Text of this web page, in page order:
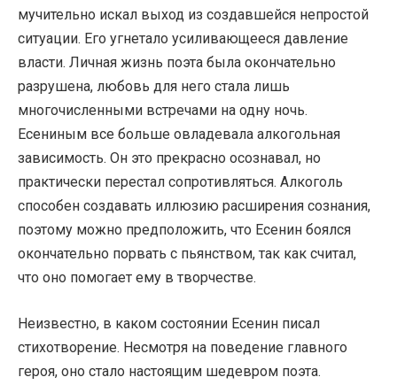
мучительно искал выход из создавшейся непростой
ситуации. Его угнетало усиливающееся давление
власти. Личная жизнь поэта была окончательно
разрушена, любовь для него стала лишь
многочисленными встречами на одну ночь.
Есениным все больше овладевала алкогольная
зависимость. Он это прекрасно осознавал, но
практически перестал сопротивляться. Алкоголь
способен создавать иллюзию расширения сознания,
поэтому можно предположить, что Есенин боялся
окончательно порвать с пьянством, так как считал,
что оно помогает ему в творчестве.
Неизвестно, в каком состоянии Есенин писал
стихотворение. Несмотря на поведение главного
героя, оно стало настоящим шедевром поэта.